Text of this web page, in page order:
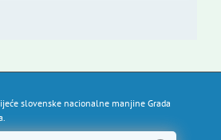
slovenske nacionalne manjine Grada